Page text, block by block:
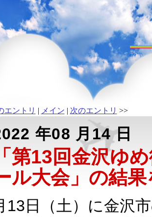
エントリ | メイン | 次のエントリ >>
年08 月14 日
「第13回金沢ゆ
ル大会」の結
13日（土）に金沢